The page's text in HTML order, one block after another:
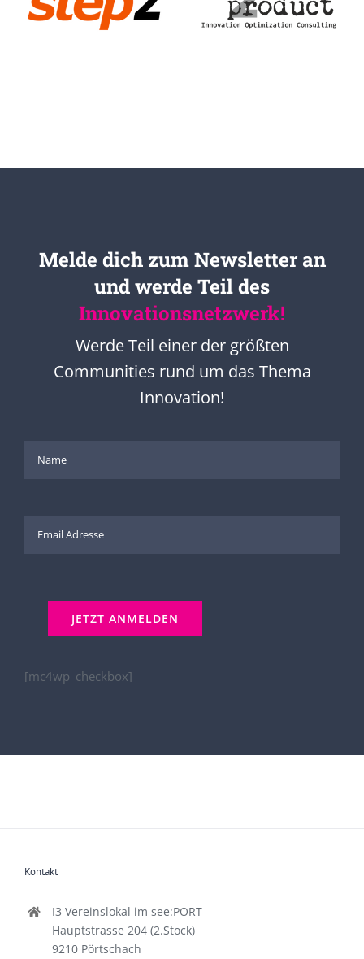
Melde dich zum Newsletter an
und werde Teil des
Innovationsnetzwerk!
Werde Teil einer der größten
Communities rund um das Thema
Innovation!
[mc4wp_checkbox]
Kontakt
I3 Vereinslokal im see:PORT
Hauptstrasse 204 (2.Stock)
9210 Pörtschach